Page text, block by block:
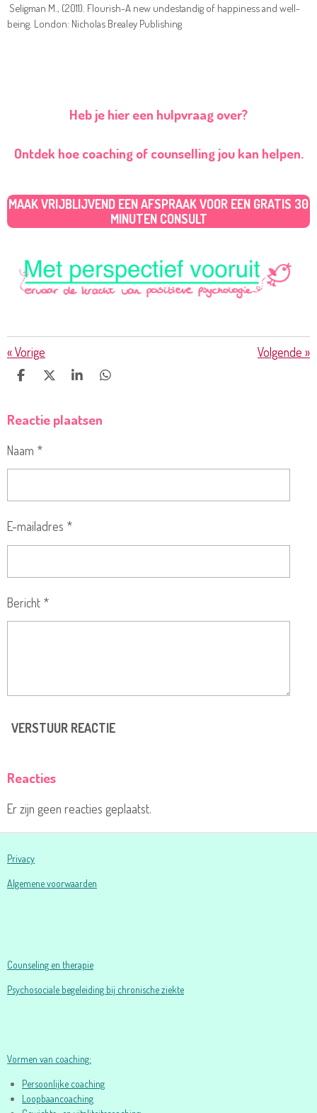
Seligman M., (2011). Flourish-A new undestandig of happiness and well-
being. London: Nicholas Brealey Publishing
Heb je hier een hulpvraag over?
Ontdek hoe coaching of counselling jou kan helpen.
MAAK VRIJBLIJVEND EEN AFSPRAAK VOOR EEN GRATIS 30
MINUTEN CONSULT
«Vorige Volgende »
D
E
D
L
S
R
D
Reactie plaatsen
Naam *
E-mailadres *
Bericht *
VERSTUUR REACTIE
Reacties
Er zijn geen reacties geplaatst.
Privacy
Algemene voorwaarden
Counseling en therapie
Psychosociale begeleiding bij chronische ziekte
Vormen van coaching:
Persoonlijke coaching
Loopbaancoaching